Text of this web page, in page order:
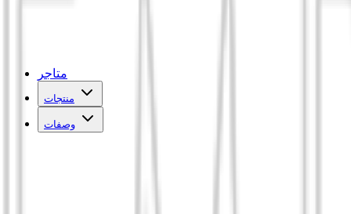
متاجر
منتجات
وصفات